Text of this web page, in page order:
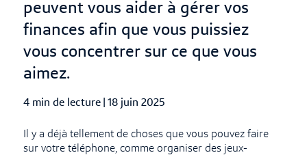
peuvent vous aider à gérer vos
finances afin que vous puissiez
vous concentrer sur ce que vous
aimez.
4 min de lecture Published Date
18 juin 2025
Il y a déjà tellement de choses que vous pouvez faire
sur votre téléphone, comme organiser des jeux-